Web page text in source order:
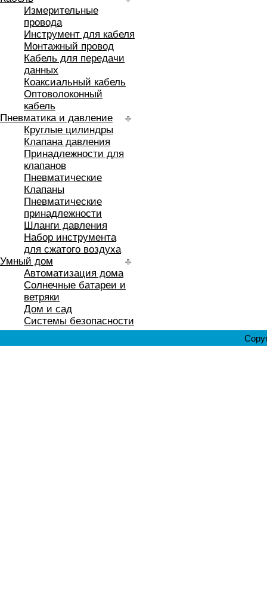
Измерительные
провода
Инструмент для кабеля
Монтажный провод
Кабель для передачи
данных
Коаксиальный кабель
Оптоволоконный
кабель
Пневматика и давление
Круглые цилиндры
Клапана давления
Принадлежности для
клапанов
Пневматические
Клапаны
Пневматические
принадлежности
Шланги давления
Набор инструмента
для сжатого воздуха
Умный дом
Автоматизация дома
Солнечные батареи и
ветряки
Дом и сад
Системы безопасности